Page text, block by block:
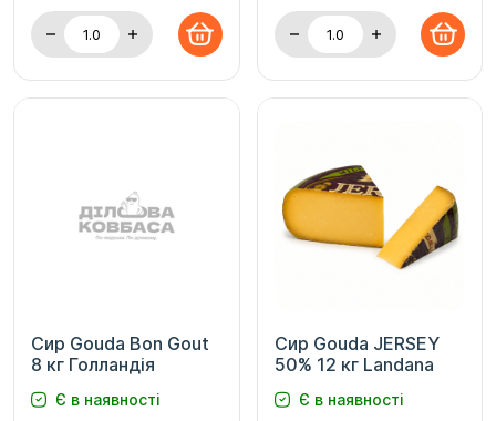
Сир Gouda Bon Gout
8 кг Голландія
Є в наявності
Сир Gouda JERSEY
50% 12 кг Landana
Є в наявності